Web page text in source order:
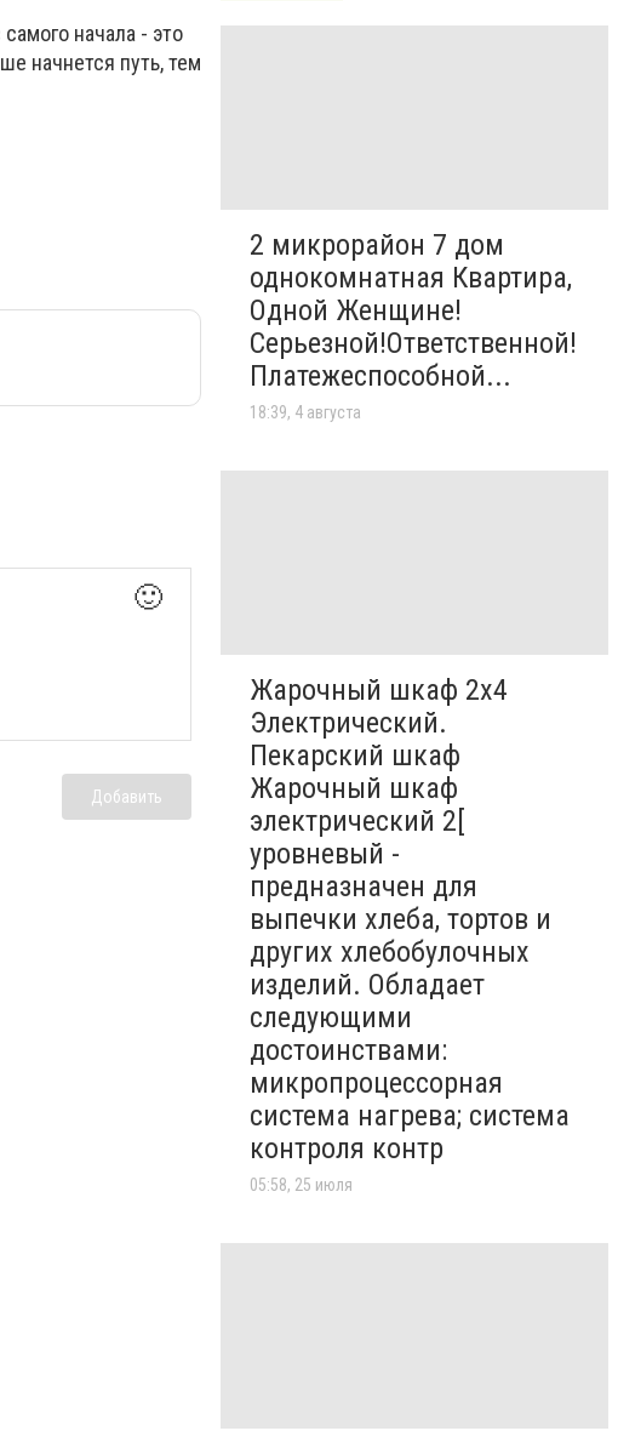
начала - это
начнется путь, тем
🙂
Добавить
2 микрорайон 7 дом
однокомнатная Квартира,
Одной Женщине!
Серьезной!Ответственной!
Платежеспособной...
18:39, 4 августа
Жарочный шкаф 2х4
Электрический.
Пекарский шкаф
Жарочный шкаф
электрический 2[
уровневый -
предназначен для
выпечки хлеба, тортов и
других хлебобулочных
изделий. Обладает
следующими
достоинствами:
микропроцессорная
система нагрева; система
контроля контр
05:58, 25 июля